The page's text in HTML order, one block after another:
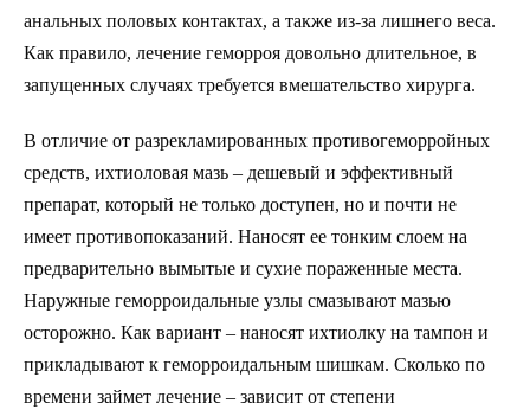
анальных половых контактах, а также из-за лишнего веса.
Как правило, лечение геморроя довольно длительное, в
запущенных случаях требуется вмешательство хирурга.
В отличие от разрекламированных противогеморройных
средств, ихтиоловая мазь – дешевый и эффективный
препарат, который не только доступен, но и почти не
имеет противопоказаний. Наносят ее тонким слоем на
предварительно вымытые и сухие пораженные места.
Наружные геморроидальные узлы смазывают мазью
осторожно. Как вариант – наносят ихтиолку на тампон и
прикладывают к геморроидальным шишкам. Сколько по
времени займет лечение – зависит от степени